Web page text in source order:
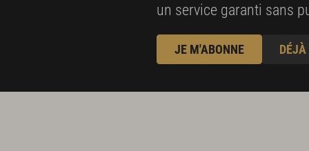
un service garanti sans
JE M'ABONNE